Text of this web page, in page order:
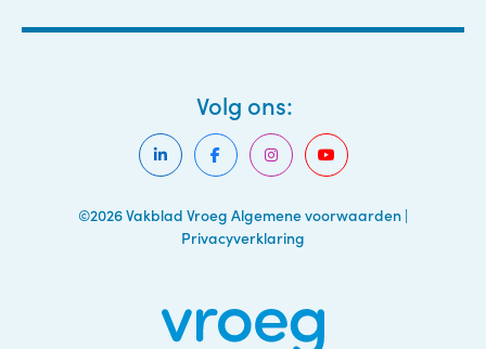
©2026 Vakblad Vroeg Algemene voorwaarden |
Privacyverklaring
Volg ons: